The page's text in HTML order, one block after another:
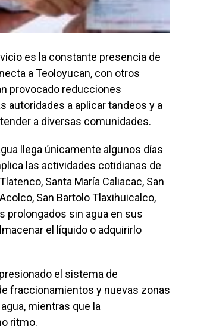
es la constante presencia de
a Teoloyucan, con otros
provocado reducciones
autoridades a aplicar tandeos y a
a diversas comunidades.
llega únicamente algunos días
las actividades cotidianas de
Santa María Caliacac, San
San Bartolo Tlaxihuicalco,
prolongados sin agua en sus
el líquido o adquirirlo
el sistema de
fraccionamientos y nuevas zonas
mientras que la
ritmo.